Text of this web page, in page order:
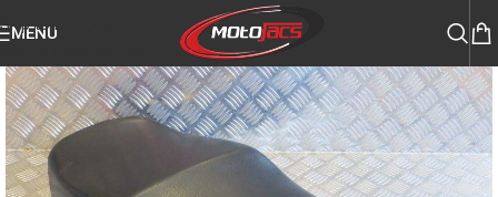
Skip to navigation
MENU